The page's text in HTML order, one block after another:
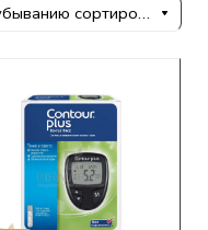
По убыванию сортировки